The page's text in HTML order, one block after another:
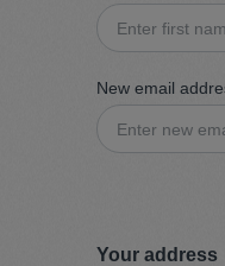
New email
Your address